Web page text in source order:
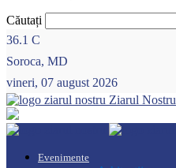
Căutați
36.1 C
Soroca, MD
vineri, 07 august 2026
Ziarul Nostru
Evenimente